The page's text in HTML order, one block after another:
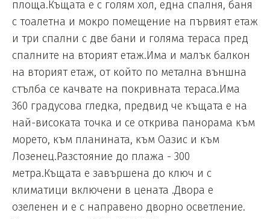
площа.Къщата е с голям хол, една спалня, баня
с тоалетна и мокро помещение на първият етаж
и три спални с две бани и голяма тераса пред
спалните на вторият етаж.Има и малък балкон
на вторият етаж, от който по метална външна
стълба се качвате на покривната тераса.Има
360 градусова гледка, предвид че къщата е на
най-високата точка и се открива панорама към
морето, към планината, към Оазис и към
Лозенец.Разстояние до плажа - 300
метра.Къщата е завършена до ключ и с
климатици включени в цената .Двора е
озеленен и е с направено дворно осветление.